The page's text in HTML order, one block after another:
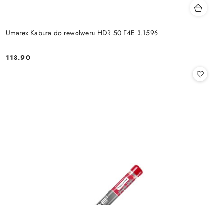
Umarex Kabura do rewolweru HDR 50 T4E 3.1596
Cena:
118.90